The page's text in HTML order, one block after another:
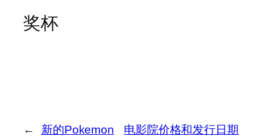
奖杯
←
新的Pokemon
电影院价格和发行日期